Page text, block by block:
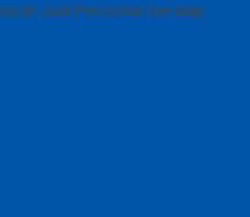
Jual Perosotan beratap